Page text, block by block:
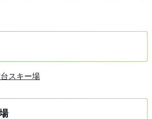
スキー場